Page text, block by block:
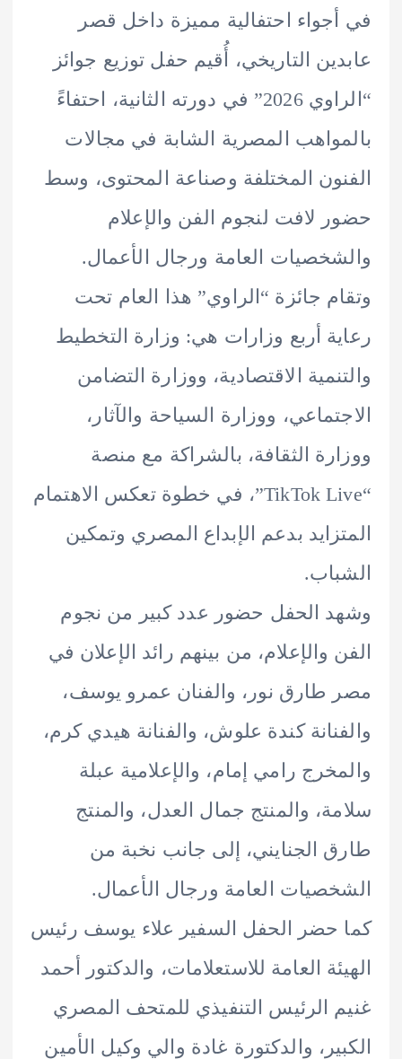
احتفالية مميزة داخل قصر
التاريخي، أُقيم حفل توزيع جوائز
“الراوي 2026” في دورته الثانية، احتفاءً
المصرية الشابة في مجالات
المختلفة وصناعة المحتوى، وسط
لافت لنجوم الفن والإعلام
العامة ورجال الأعمال.
جائزة “الراوي” هذا العام تحت
أربع وزارات هي: وزارة التخطيط
الاقتصادية، ووزارة التضامن
ووزارة السياحة والآثار،
الثقافة، بالشراكة مع منصة
“TikTok Live”، في خطوة تعكس الاهتمام
بدعم الإبداع المصري وتمكين
الحفل حضور عدد كبير من نجوم
والإعلام، من بينهم رائد الإعلان في
طارق نور، والفنان عمرو يوسف،
كندة علوش، والفنانة هيدي كرم،
رامي إمام، والإعلامية عبلة
والمنتج جمال العدل، والمنتج
الجنايني، إلى جانب نخبة من
العامة ورجال الأعمال.
حضر الحفل السفير علاء يوسف رئيس
العامة للاستعلامات، والدكتور أحمد
الرئيس التنفيذي للمتحف المصري
والدكتورة غادة والي وكيل الأمين